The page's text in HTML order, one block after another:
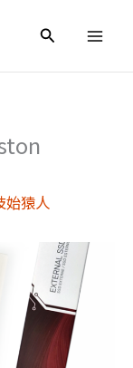
搜
始猿人